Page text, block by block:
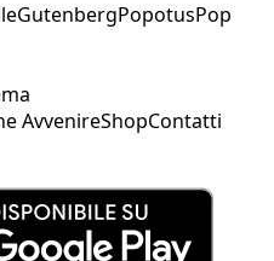
GutenbergPopotusPop
AvvenireShopContatti